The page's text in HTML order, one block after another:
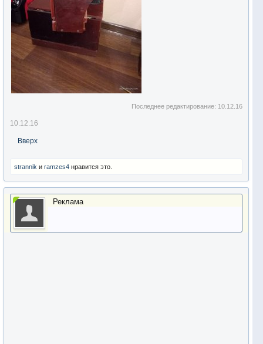
Последнее редактирование: 10.12.16
10.12.16
Вверх
strannik и ramzes4 нравится это.
Реклама